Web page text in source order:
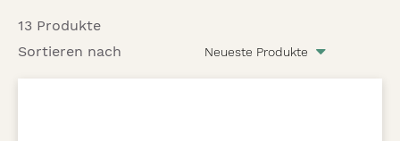
13 Produkte
Sortieren nach